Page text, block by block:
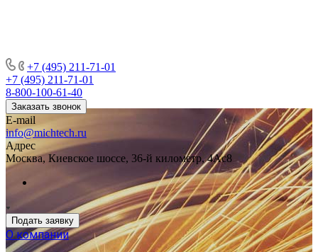
+7 (495) 211-71-01
+7 (495) 211-71-01
8-800-100-61-40
Заказать звонок
E-mail
info@michtech.ru
Адрес
Москва, Киевское шоссе, 36-й километр, 4Ас8
Подать заявку
О компании